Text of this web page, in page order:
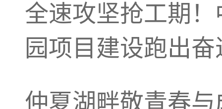
全速攻坚抢工期
园项目建设跑出
仲夏湖畔敬青春